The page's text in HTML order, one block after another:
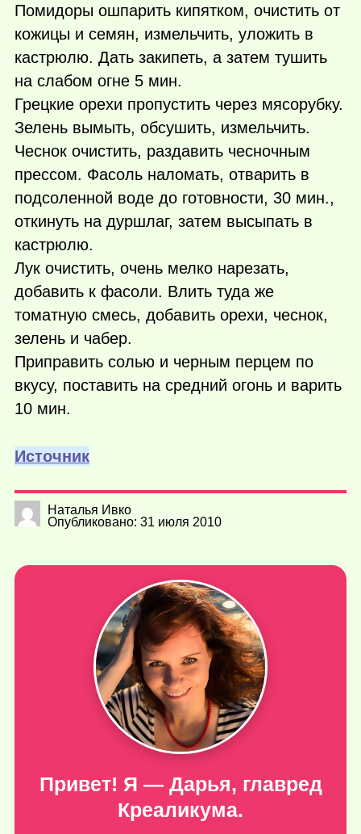
Помидоры ошпарить кипятком, очистить от
кожицы и семян, измельчить, уложить в
кастрюлю. Дать закипеть, а затем тушить
на слабом огне 5 мин.
Грецкие орехи пропустить через мясорубку.
Зелень вымыть, обсушить, измельчить.
Чеснок очистить, раздавить чесночным
прессом. Фасоль наломать, отварить в
подсоленной воде до готовности, 30 мин.,
откинуть на дуршлаг, затем высыпать в
кастрюлю.
Лук очистить, очень мелко нарезать,
добавить к фасоли. Влить туда же
томатную смесь, добавить орехи, чеснок,
зелень и чабер.
Приправить солью и черным перцем по
вкусу, поставить на средний огонь и варить
10 мин.
Источник
Наталья Ивко
Опубликовано: 31 июля 2010
Привет! Я — Дарья, главред
Креаликума.